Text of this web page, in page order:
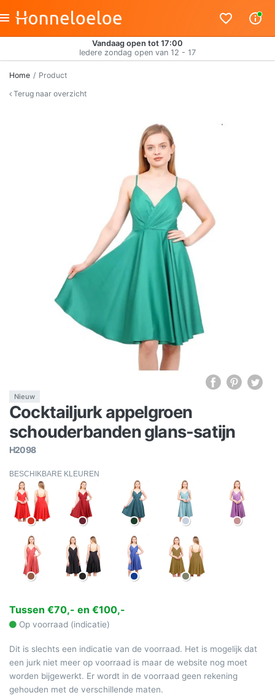
Vandaag open tot 17:00
Iedere zondag open van 12 - 17
Home
Product
Terug naar overzicht
Nieuw
Cocktailjurk appelgroen
schouderbanden glans-satijn
H2098
BESCHIKBARE KLEUREN
Tussen €70,- en €100,-
Op voorraad (indicatie)
Dit is slechts een indicatie van de voorraad. Het is mogelijk dat
een jurk niet meer op voorraad is maar de website nog moet
worden bijgewerkt. Er wordt in de voorraad geen rekening
gehouden met de verschillende maten.